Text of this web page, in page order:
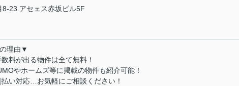
23 アセェス赤坂ビル5F
理由▼
料が出る物件は全て無料！
やホームズ等に掲載の物件も紹介可能！
い対応…お気軽にご相談ください！